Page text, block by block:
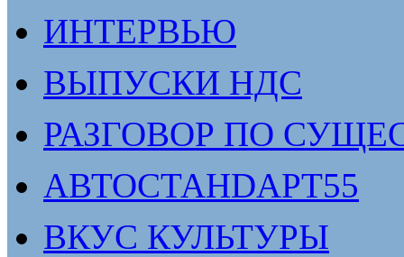
ИНТЕРВЬЮ
ВЫПУСКИ НДС
РАЗГОВОР ПО
АВТОСТАНDАРТ55
ВКУС КУЛЬТУРЫ